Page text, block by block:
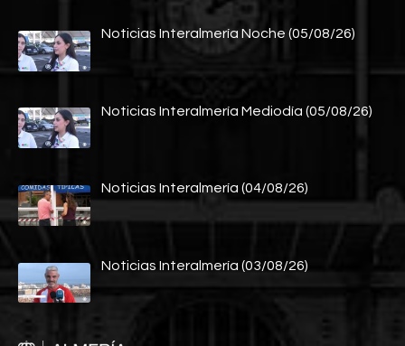
Noticias Interalmería Noche (05/08/26)
Noticias Interalmería Mediodía (05/08/26)
Noticias Interalmería (04/08/26)
Noticias Interalmería (03/08/26)